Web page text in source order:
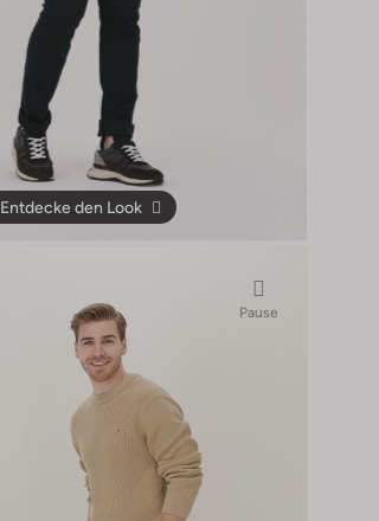
Entdecke den Look
Pause